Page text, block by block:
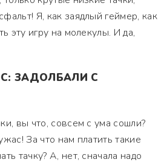
Я, как заядлый геймер, как
эту игру на молекулы. И да,
ЗАДОЛБАЛИ С
вы что, совсем с ума сошли?
За что нам платить такие
тачку? А, нет, сначала надо